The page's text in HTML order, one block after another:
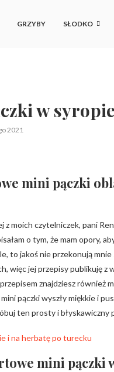
GRZYBY SŁODKO
w
2021
mini pączki
z moich czytelniczek, pani
o tym, że mam opory,
to jakoś nie przekonują
jej przepisy publikuję z
znajdziesz
pączki wyszły miękkie i
ten prosty i błyskawiczny
mini pączki